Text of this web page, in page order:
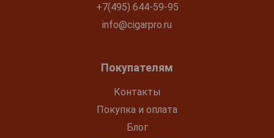
+7(495) 644-59-95
info@cigarpro.ru
Покупателям
Контакты
Покупка и оплата
Блог